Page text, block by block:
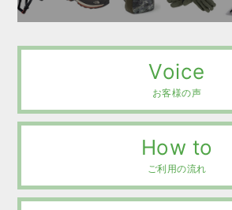
Voice
お客様の声
How to
ご利用の流れ